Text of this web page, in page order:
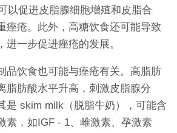
以促进皮脂腺细胞增殖和皮脂合
痤疮。此外，高糖饮食还可能导致
进一步促进痤疮的发展。
品饮食也可能与痤疮有关。高脂肪
脂肪酸水平升高，刺激皮脂腺分
是 skim milk（脱脂牛奶），可能含
素，如IGF - 1、雌激素、孕激素